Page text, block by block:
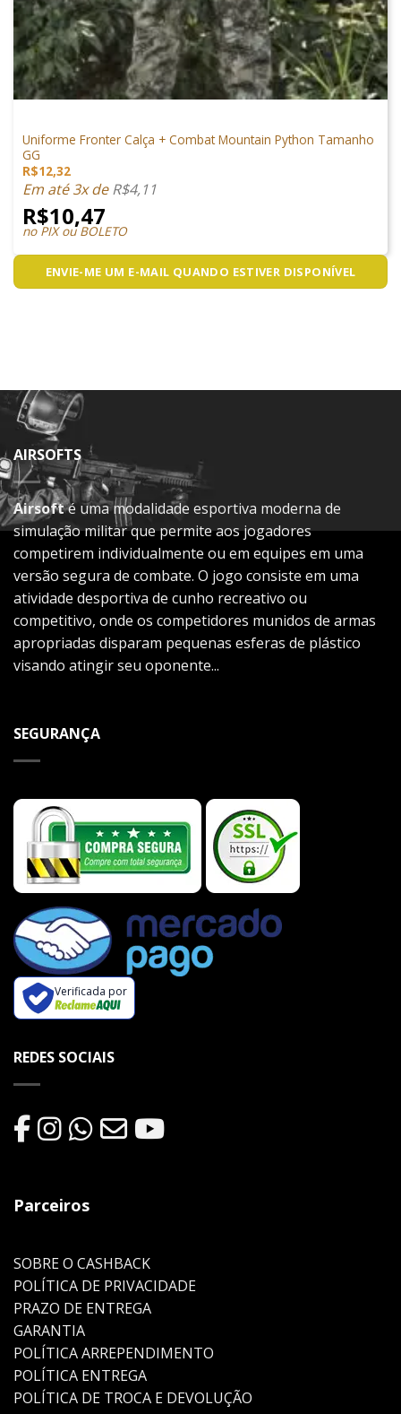
Uniforme Fronter Calça + Combat Mountain Python Tamanho
GG
R$12,32
Em até 3x deR$4,11
R$10,47
no PIX ou BOLETO
ENVIE-ME UM E-MAIL QUANDO ESTIVER DISPONÍVEL
AIRSOFTS
Airsofté uma modalidade esportiva moderna de
simulação militar que permite aos jogadores
competirem individualmente ou em equipes em uma
versão segura de combate. O jogo consiste em uma
atividade desportiva de cunho recreativo ou
competitivo, onde os competidores munidos de armas
apropriadas disparam pequenas esferas de plástico
visando atingir seu oponente...
SEGURANÇA
Verificada por
REDES SOCIAIS
Parceiros
SOBRE O CASHBACK
POLÍTICA DE PRIVACIDADE
PRAZO DE ENTREGA
GARANTIA
POLÍTICA ARREPENDIMENTO
POLÍTICA ENTREGA
POLÍTICA DE TROCA E DEVOLUÇÃO